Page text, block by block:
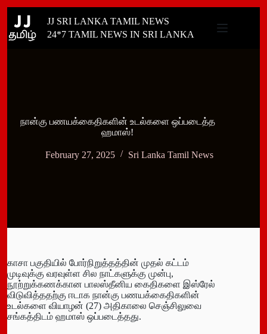
content
JJ SRI LANKA TAMIL NEWS
24*7 TAMIL NEWS IN SRI LANKA
நான்கு பணயக்கைதிகளின் உடல்களை ஒப்படைத்த
ஹமாஸ்!
February 27, 2025 Sri Lanka Tamil News
காசா பகுதியில் போர்நிறுத்தத்தின் முதல் கட்டம்
முடிவுக்கு வரவுள்ள சில நாட்களுக்கு முன்பு,
நூற்றுக்கணக்கான பாலஸ்தீனிய கைதிகளை இஸ்ரேல்
விடுவித்ததற்கு ஈடாக நான்கு பணயக்கைதிகளின்
உடல்களை வியாழன் (27) அதிகாலை செஞ்சிலுவை
சங்கத்திடம் ஹமாஸ் ஒப்படைத்தது.